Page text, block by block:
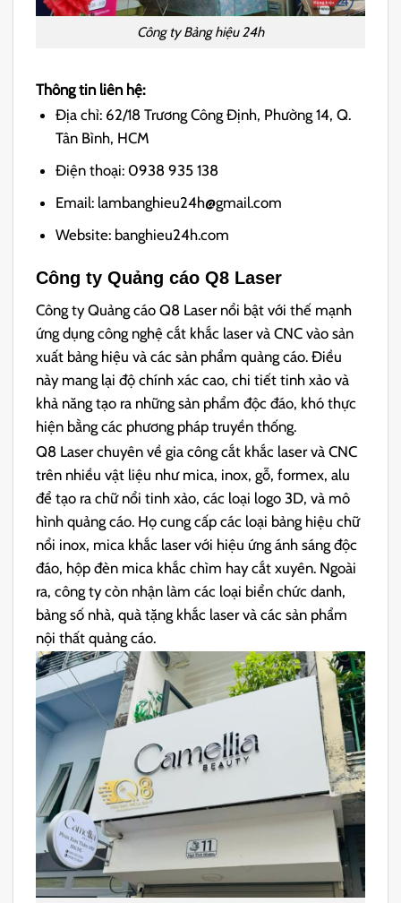
Công ty Bảng hiệu 24h
Thông tin liên hệ:
Địa chỉ: 62/18 Trương Công Định, Phường 14, Q.
Tân Bình, HCM
Điện thoại: 0938 935 138
Email: lambanghieu24h@gmail.com
Website: banghieu24h.com
Công ty Quảng cáo Q8 Laser
Công ty Quảng cáo Q8 Laser nổi bật với thế mạnh
ứng dụng công nghệ cắt khắc laser và CNC vào sản
xuất bảng hiệu và các sản phẩm quảng cáo. Điều
này mang lại độ chính xác cao, chi tiết tinh xảo và
khả năng tạo ra những sản phẩm độc đáo, khó thực
hiện bằng các phương pháp truyền thống.
Q8 Laser chuyên về gia công cắt khắc laser và CNC
trên nhiều vật liệu như mica, inox, gỗ, formex, alu
để tạo ra chữ nổi tinh xảo, các loại logo 3D, và mô
hình quảng cáo. Họ cung cấp các loại bảng hiệu chữ
nổi inox, mica khắc laser với hiệu ứng ánh sáng độc
đáo, hộp đèn mica khắc chìm hay cắt xuyên. Ngoài
ra, công ty còn nhận làm các loại biển chức danh,
bảng số nhà, quà tặng khắc laser và các sản phẩm
nội thất quảng cáo.